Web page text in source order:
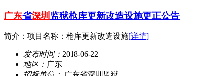
广东省深圳 监狱枪库更新改造设施更正公告
简介：项目名称：枪库更新改造设施[详情]
发布时间： 2018-06-22
地区： 广东
招标单位：
广东省深圳监狱